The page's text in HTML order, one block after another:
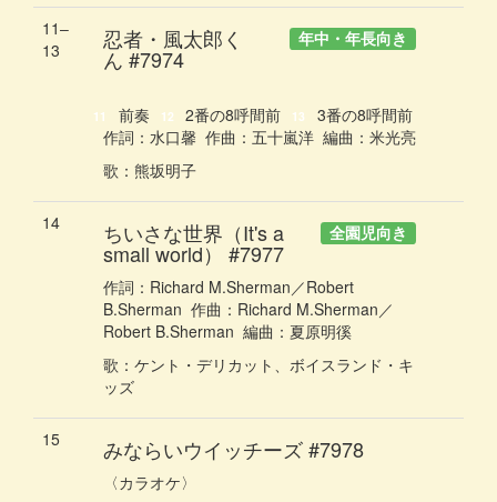
11‒
13
年中・年長向き
忍者・風太郎く
ん #7974
11 前奏 12 2番の8呼間前 13
3番の8呼間前
作詞： 水口馨 作曲： 五十嵐洋 編曲： 米光亮
歌 ： 熊坂明子
14 全園児向き
ちいさな世界（It's a
small world） #7977
作詞： Richard M.Sherman／Robert
B.Sherman 作曲： Richard M.Sherman／
Robert B.Sherman 編曲： 夏原明徯
歌 ： ケント・デリカット、ボイスランド・キ
ッズ
15 みならいウイッチーズ#7978
〈カラオケ〉